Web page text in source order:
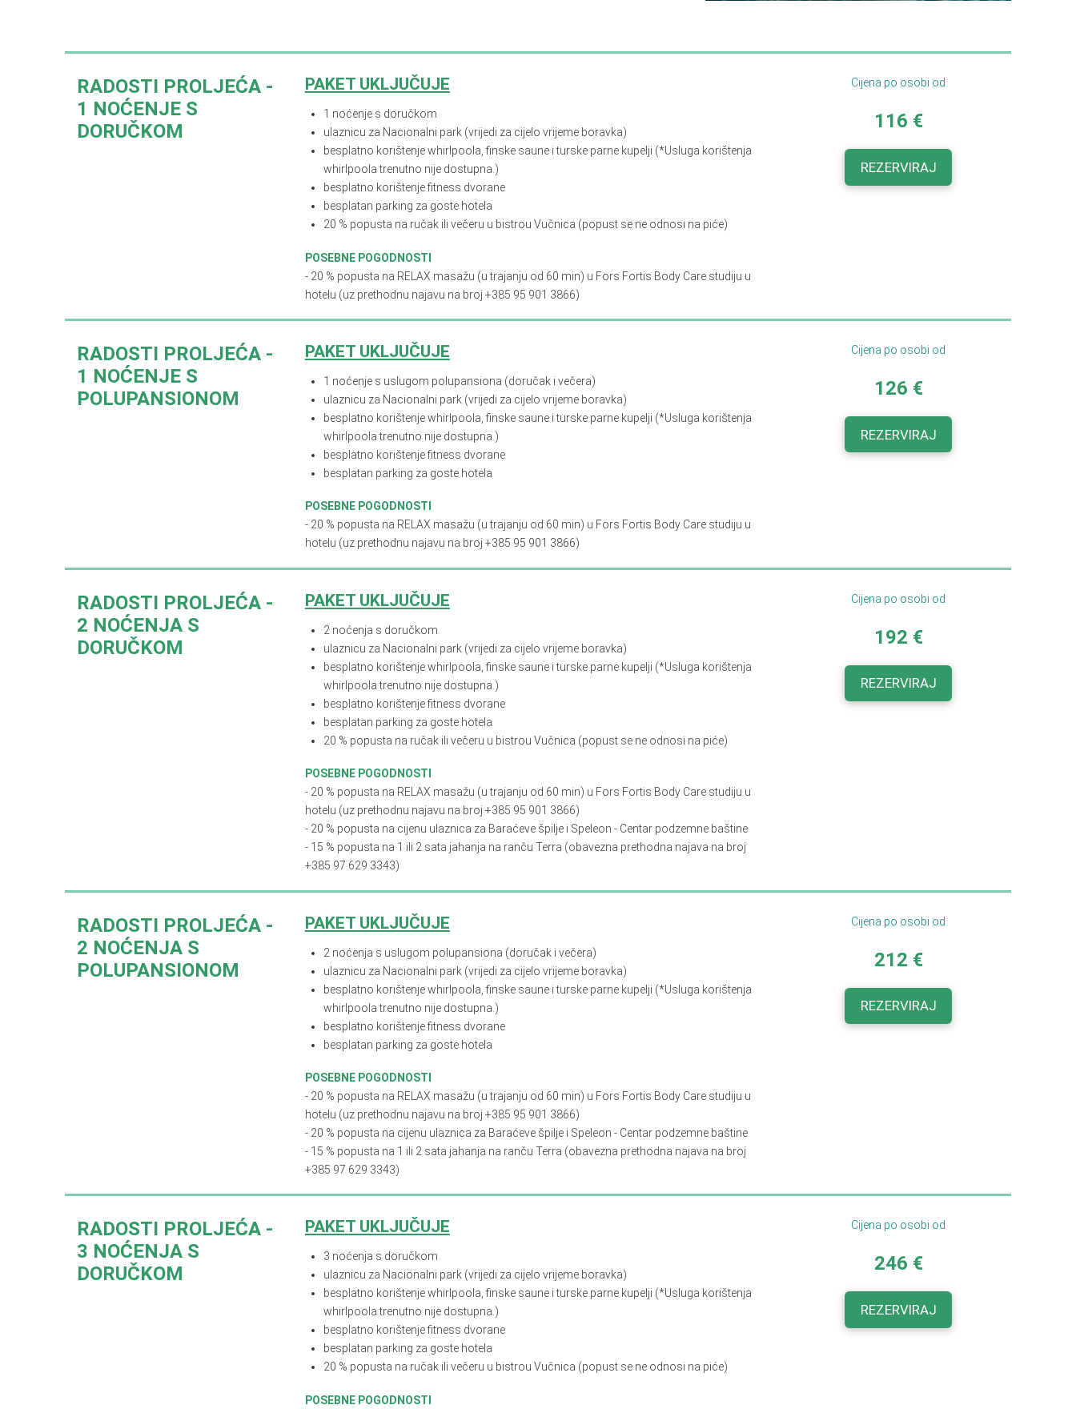
RADOSTI PROLJEĆA -
1 NOĆENJE S
DORUČKOM
PAKET UKLJUČUJE
1 noćenje s doručkom
ulaznicu za Nacionalni park (vrijedi za cijelo vrijeme boravka)
besplatno korištenje whirlpoola, finske saune i turske parne kupelji (*Usluga korištenja
whirlpoola trenutno nije dostupna.)
besplatno korištenje fitness dvorane
besplatan parking za goste hotela
20 % popusta na ručak ili večeru u bistrou Vučnica (popust se ne odnosi na piće)
POSEBNE POGODNOSTI
- 20 % popusta na RELAX masažu (u trajanju od 60 min) u Fors Fortis Body Care studiju u
hotelu (uz prethodnu najavu na broj +385 95 901 3866)
Cijena po osobi od
116 €
REZERVIRAJ
RADOSTI PROLJEĆA -
1 NOĆENJE S
POLUPANSIONOM
PAKET UKLJUČUJE
1 noćenje s uslugom polupansiona (doručak i večera)
ulaznicu za Nacionalni park (vrijedi za cijelo vrijeme boravka)
besplatno korištenje whirlpoola, finske saune i turske parne kupelji (*Usluga korištenja
whirlpoola trenutno nije dostupna.)
besplatno korištenje fitness dvorane
besplatan parking za goste hotela
POSEBNE POGODNOSTI
- 20 % popusta na RELAX masažu (u trajanju od 60 min) u Fors Fortis Body Care studiju u
hotelu (uz prethodnu najavu na broj +385 95 901 3866)
Cijena po osobi od
126 €
REZERVIRAJ
RADOSTI PROLJEĆA -
2 NOĆENJA S
DORUČKOM
PAKET UKLJUČUJE
2 noćenja s doručkom
ulaznicu za Nacionalni park (vrijedi za cijelo vrijeme boravka)
besplatno korištenje whirlpoola, finske saune i turske parne kupelji (*Usluga korištenja
whirlpoola trenutno nije dostupna.)
besplatno korištenje fitness dvorane
besplatan parking za goste hotela
20 % popusta na ručak ili večeru u bistrou Vučnica (popust se ne odnosi na piće)
POSEBNE POGODNOSTI
- 20 % popusta na RELAX masažu (u trajanju od 60 min) u Fors Fortis Body Care studiju u
hotelu (uz prethodnu najavu na broj +385 95 901 3866)
- 20 % popusta na cijenu ulaznica za Baraćeve špilje i Speleon - Centar podzemne baštine
- 15 % popusta na 1 ili 2 sata jahanja na ranču Terra (obavezna prethodna najava na broj
+385 97 629 3343)
Cijena po osobi od
192 €
REZERVIRAJ
RADOSTI PROLJEĆA -
2 NOĆENJA S
POLUPANSIONOM
PAKET UKLJUČUJE
2 noćenja s uslugom polupansiona (doručak i večera)
ulaznicu za Nacionalni park (vrijedi za cijelo vrijeme boravka)
besplatno korištenje whirlpoola, finske saune i turske parne kupelji (*Usluga korištenja
whirlpoola trenutno nije dostupna.)
besplatno korištenje fitness dvorane
besplatan parking za goste hotela
POSEBNE POGODNOSTI
- 20 % popusta na RELAX masažu (u trajanju od 60 min) u Fors Fortis Body Care studiju u
hotelu (uz prethodnu najavu na broj +385 95 901 3866)
- 20 % popusta na cijenu ulaznica za Baraćeve špilje i Speleon - Centar podzemne baštine
- 15 % popusta na 1 ili 2 sata jahanja na ranču Terra (obavezna prethodna najava na broj
+385 97 629 3343)
Cijena po osobi od
212 €
REZERVIRAJ
RADOSTI PROLJEĆA -
3 NOĆENJA S
DORUČKOM
PAKET UKLJUČUJE
3 noćenja s doručkom
ulaznicu za Nacionalni park (vrijedi za cijelo vrijeme boravka)
besplatno korištenje whirlpoola, finske saune i turske parne kupelji (*Usluga korištenja
whirlpoola trenutno nije dostupna.)
besplatno korištenje fitness dvorane
besplatan parking za goste hotela
20 % popusta na ručak ili večeru u bistrou Vučnica (popust se ne odnosi na piće)
POSEBNE POGODNOSTI
Cijena po osobi od
246 €
REZERVIRAJ